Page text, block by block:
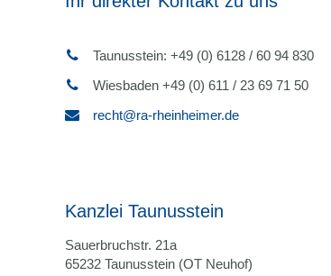
Taunusstein: +49 (0) 6128 / 60 94 830
Wiesbaden +49 (0) 611 / 23 69 71 50
recht@ra-rheinheimer.de
Kanzlei Taunusstein
Sauerbruchstr. 21a
65232 Taunusstein (OT Neuhof)